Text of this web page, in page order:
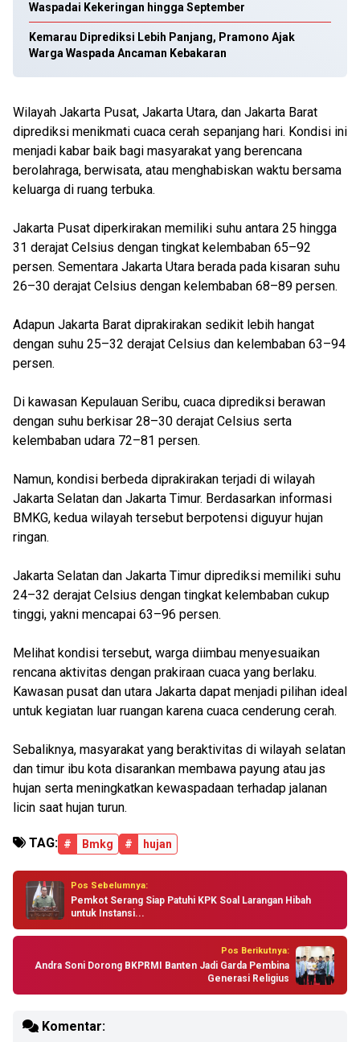
Waspadai Kekeringan hingga September
Kemarau Diprediksi Lebih Panjang, Pramono Ajak
Warga Waspada Ancaman Kebakaran
Wilayah Jakarta Pusat, Jakarta Utara, dan Jakarta Barat
diprediksi menikmati cuaca cerah sepanjang hari. Kondisi ini
menjadi kabar baik bagi masyarakat yang berencana
berolahraga, berwisata, atau menghabiskan waktu bersama
keluarga di ruang terbuka.
Jakarta Pusat diperkirakan memiliki suhu antara 25 hingga
31 derajat Celsius dengan tingkat kelembaban 65–92
persen. Sementara Jakarta Utara berada pada kisaran suhu
26–30 derajat Celsius dengan kelembaban 68–89 persen.
Adapun Jakarta Barat diprakirakan sedikit lebih hangat
dengan suhu 25–32 derajat Celsius dan kelembaban 63–94
persen.
Di kawasan Kepulauan Seribu, cuaca diprediksi berawan
dengan suhu berkisar 28–30 derajat Celsius serta
kelembaban udara 72–81 persen.
Namun, kondisi berbeda diprakirakan terjadi di wilayah
Jakarta Selatan dan Jakarta Timur. Berdasarkan informasi
BMKG, kedua wilayah tersebut berpotensi diguyur hujan
ringan.
Jakarta Selatan dan Jakarta Timur diprediksi memiliki suhu
24–32 derajat Celsius dengan tingkat kelembaban cukup
tinggi, yakni mencapai 63–96 persen.
Melihat kondisi tersebut, warga diimbau menyesuaikan
rencana aktivitas dengan prakiraan cuaca yang berlaku.
Kawasan pusat dan utara Jakarta dapat menjadi pilihan ideal
untuk kegiatan luar ruangan karena cuaca cenderung cerah.
Sebaliknya, masyarakat yang beraktivitas di wilayah selatan
dan timur ibu kota disarankan membawa payung atau jas
hujan serta meningkatkan kewaspadaan terhadap jalanan
licin saat hujan turun.
TAG: # Bmkg # hujan
Pos Sebelumnya:
Pemkot Serang Siap Patuhi KPK Soal Larangan Hibah
untuk Instansi...
Pos Berikutnya:
Andra Soni Dorong BKPRMI Banten Jadi Garda Pembina
Generasi Religius
Komentar: